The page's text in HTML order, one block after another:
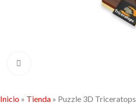
Inicio » Tienda » Puzzle 3D Triceratops